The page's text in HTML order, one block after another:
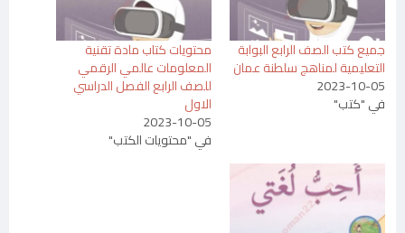
جميع كتب الصف الرابع البوابة
التعليمية لمناهج سلطنة عمان
2023-10-05
في "كتب"
محتويات كتاب مادة تقنية
المعلومات عالمي الرقمي
للصف الرابع الفصل الدراسي
الاول
2023-10-05
في "محتويات الكتب"